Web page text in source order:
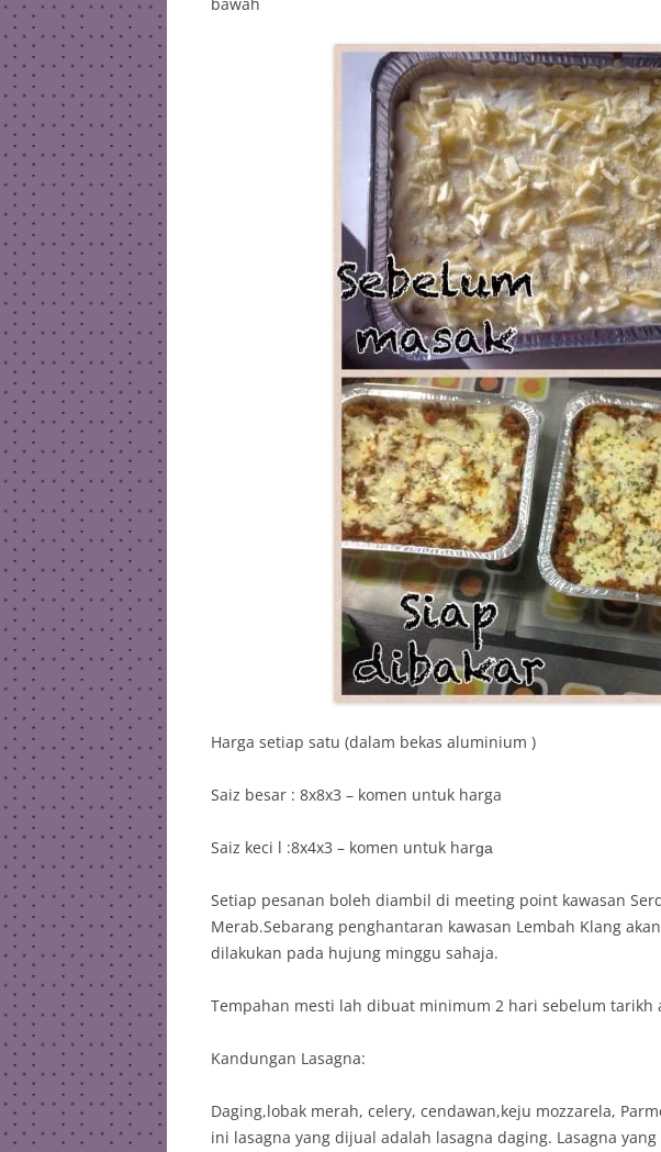
Harga setiap satu (dalam bekas aluminium )
Saiz besar : 8x8x3 – komen untuk harga
Saiz keci l :8x4x3 – komen untuk harga
Setiap pesanan boleh diambil di meeting point kawasan
Merab.Sebarang penghantaran kawasan Lembah Klang
dilakukan pada hujung minggu sahaja.
Tempahan mesti lah dibuat minimum 2 hari sebelum tarikh
Kandungan Lasagna:
Daging,lobak merah, celery, cendawan,keju mozzarela,
ini lasagna yang dijual adalah lasagna daging. Lasagna